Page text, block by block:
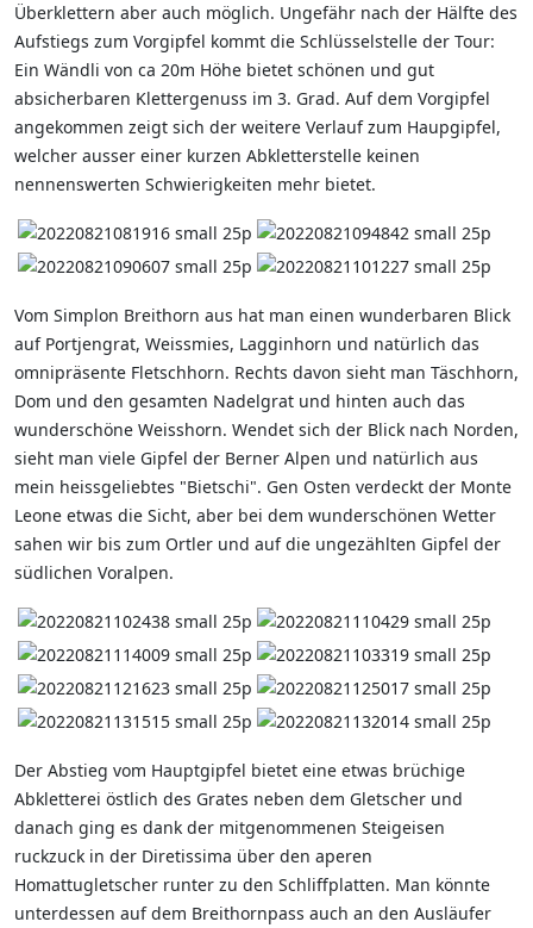
Überklettern aber auch möglich. Ungefähr nach der Hälfte des
Aufstiegs zum Vorgipfel kommt die Schlüsselstelle der Tour:
Ein Wändli von ca 20m Höhe bietet schönen und gut
absicherbaren Klettergenuss im 3. Grad. Auf dem Vorgipfel
angekommen zeigt sich der weitere Verlauf zum Haupgipfel,
welcher ausser einer kurzen Abkletterstelle keinen
nennenswerten Schwierigkeiten mehr bietet.
Vom Simplon Breithorn aus hat man einen wunderbaren Blick
auf Portjengrat, Weissmies, Lagginhorn und natürlich das
omnipräsente Fletschhorn. Rechts davon sieht man Täschhorn,
Dom und den gesamten Nadelgrat und hinten auch das
wunderschöne Weisshorn. Wendet sich der Blick nach Norden,
sieht man viele Gipfel der Berner Alpen und natürlich aus
mein heissgeliebtes "Bietschi". Gen Osten verdeckt der Monte
Leone etwas die Sicht, aber bei dem wunderschönen Wetter
sahen wir bis zum Ortler und auf die ungezählten Gipfel der
südlichen Voralpen.
Der Abstieg vom Hauptgipfel bietet eine etwas brüchige
Abkletterei östlich des Grates neben dem Gletscher und
danach ging es dank der mitgenommenen Steigeisen
ruckzuck in der Diretissima über den aperen
Homattugletscher runter zu den Schliffplatten. Man könnte
unterdessen auf dem Breithornpass auch an den Ausläufer